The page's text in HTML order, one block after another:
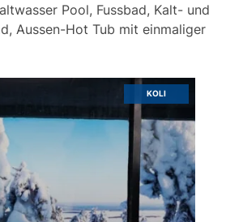
Pool, Fussbad, Kalt- und
Aussen-Hot Tub mit einmaliger
KOLI